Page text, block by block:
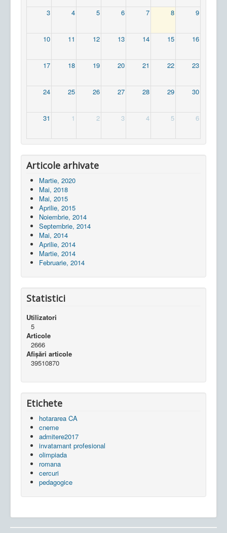
3 4 5 6 7 8 9
10 11 12 13 14 15 16
17 18 19 20 21 22 23
24 25 26 27 28 29 30
31 1 2 3 4 5 6
Articole arhivate
Martie, 2020
Mai, 2018
Mai, 2015
Aprilie, 2015
Noiembrie, 2014
Septembrie, 2014
Mai, 2014
Aprilie, 2014
Martie, 2014
Februarie, 2014
Statistici
Utilizatori
5
Articole
2666
Afișări articole
39510870
Etichete
hotararea CA
cneme
admitere2017
invatamant profesional
olimpiada
romana
cercuri
pedagogice